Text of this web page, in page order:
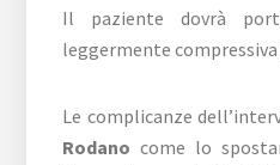
Il paziente dovrà
leggermente
Le complicanze
Rodano come lo